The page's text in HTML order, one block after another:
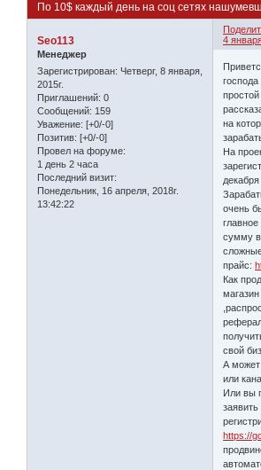
По 10$ каждый день на соц сетях
4
Seo113
Менеджер
Зарегистрирован: Четверг, 8 января,
2015г.
Приглашений: 0
Сообщений: 159
Уважение: [+0/-0]
Позитив: [+0/-0]
Провел на форуме:
1 день 2 часа
Последний визит:
Понедельник, 16 апреля, 2018г.
13:42:22
на
На
очень
сумму
прайс:
Как
свой
А может
или
Или вы
заявить
https://